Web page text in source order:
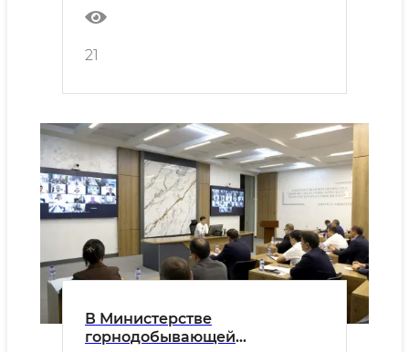
21
В Министерстве
горнодобывающей